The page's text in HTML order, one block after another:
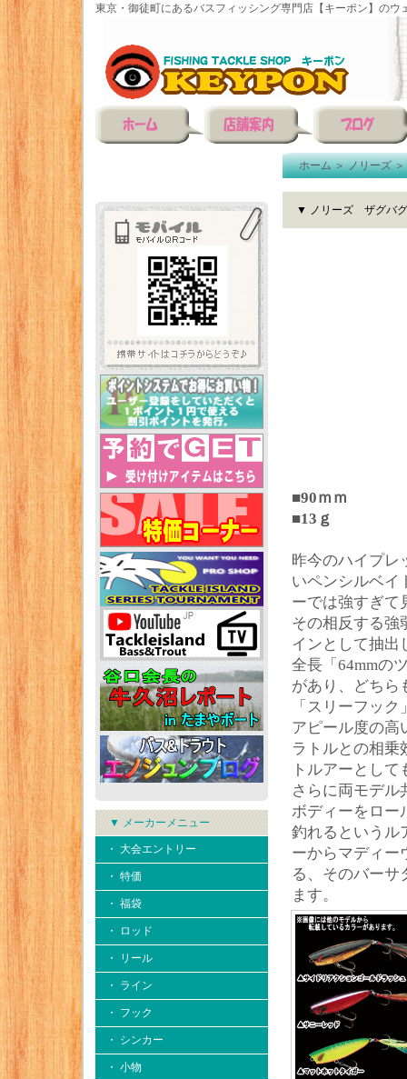
東京・御徒町にあるバスフィッシング専門店【キーポン】のウ
▼ メーカーメニュー
・ 大会エントリー
・ 特価
・ 福袋
・ ロッド
・ リール
・ ライン
・ フック
・ シンカー
・ 小物
ホーム＞ノリーズ＞
▼ ノリーズ ザグバ
■90ｍｍ
■13ｇ
昨今のハイプレ
いペンシルベイ
ーでは強すぎて
その相反する強
インとして抽出
全長「64mmの
があり、どちら
「スリーフッ
アピール度の高
ラトルとの相乗
トルアーとし
さらに両モデル
ボディーをロー
釣れるというル
ーからマディー
る、そのバーサ
ます。